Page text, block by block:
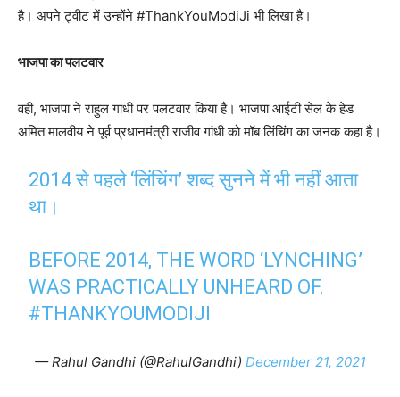
है। अपने ट्वीट में उन्होंने #ThankYouModiJi भी लिखा है।
भाजपा का पलटवार
वही, भाजपा ने राहुल गांधी पर पलटवार किया है। भाजपा आईटी सेल के हेड
अमित मालवीय ने पूर्व प्रधानमंत्री राजीव गांधी को मॉब लिंचिंग का जनक कहा है।
2014 से पहले ‘लिंचिंग’ शब्द सुनने में भी नहीं आता
था।
BEFORE 2014, THE WORD ‘LYNCHING’
WAS PRACTICALLY UNHEARD OF.
#THANKYOUMODIJI
— Rahul Gandhi (@RahulGandhi) December 21, 2021